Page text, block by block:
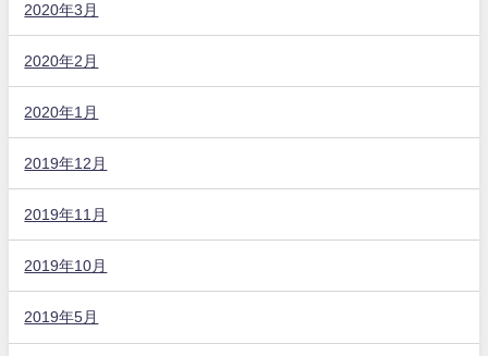
2020年3月
2020年2月
2020年1月
2019年12月
2019年11月
2019年10月
2019年5月